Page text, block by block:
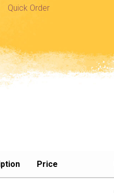
Quick Order
Price